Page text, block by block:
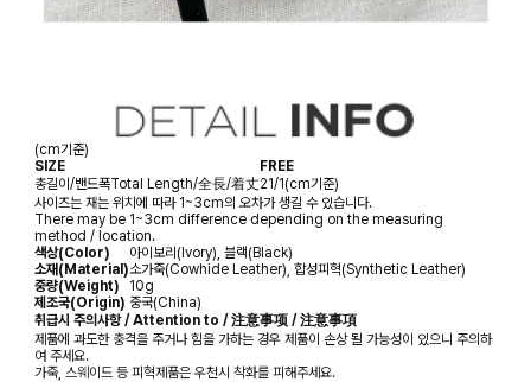
(cm기준)
SIZE
FREE
총길이/밴드폭Total Length/全長/着丈21/1(cm기준)
사이즈는 재는 위치에 따라 1~3cm의 오차가 생길 수 있습니다.
There may be 1~3cm difference depending on the measuring
method / location.
색상(Color)
아이보리(Ivory), 블랙(Black)
소재(Material)소가죽(Cowhide Leather), 합성피혁(Synthetic Leather)
중량(Weight)
10g
제조국(Origin) 중국(China)
취급시 주의사항 / Attention to / 注意事项 / 注意事項
제품에 과도한 충격을 주거나 힘을 가하는 경우 제품이 손상 될 가능성이 있으니 주의하
여 주세요.
가죽, 스웨이드 등 피혁제품은 우천시 착화를 피해주세요.